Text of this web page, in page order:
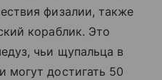
физалии, также
кораблик. Это
чьи щупальца в
могут достигать 50